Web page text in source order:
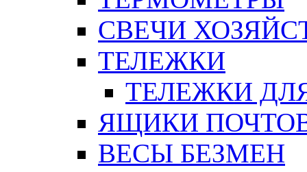
СВЕЧИ
ТЕЛЕЖКИ
ТЕЛЕЖКИ
ЯЩИКИ
ВЕСЫ БЕЗМЕН